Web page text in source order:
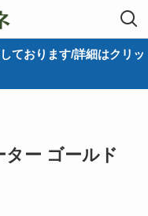
ております/詳細はクリッ
ー ゴールド